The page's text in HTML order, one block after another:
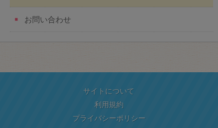
お問い合わせ
サイトについて
利用規約
プライバシーポリシー